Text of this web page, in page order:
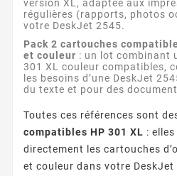
version XL, adaptée aux
régulières (rapports, photos
votre DeskJet 2545.
Pack 2 cartouches
et couleur : un lot combinant
301 XL couleur compatibles,
les besoins d’une DeskJet
du texte et pour des
Toutes ces références sont
compatibles HP 301 XL :
directement les cartouches
et couleur dans votre